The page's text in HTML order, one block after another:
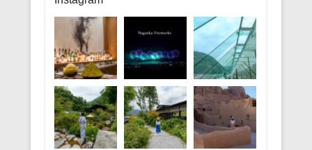
ー